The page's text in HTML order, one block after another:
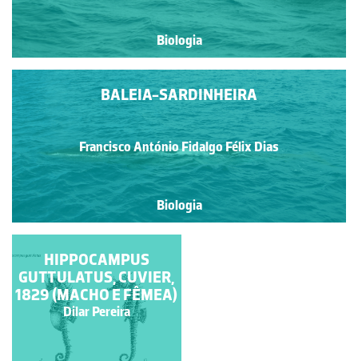
Biologia
BALEIA-SARDINHEIRA
Francisco António Fidalgo Félix Dias
Biologia
GARRANO
Paulo Talhadas dos Santos
HIPPOCAMPUS
GUTTULATUS, CUVIER,
1829 (MACHO E FÊMEA)
Dilar Pereira